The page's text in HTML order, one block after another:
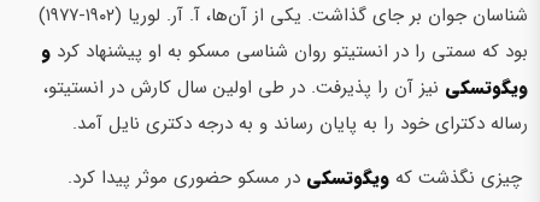
شناسان جوان بر جای گذاشت. یکی از آن‌ها، آ. آر. لوریا (۱۹۰۲-۱۹۷۷)
بود که سمتی را در انستیتو روان شناسی مسکو به او پیشنهاد کرد و
ویگوتسکی نیز آن را پذیرفت. در طی اولین سال کارش در انستیتو،
رساله دکترای خود را به پایان رساند و به درجه دکتری نایل آمد.
چیزی نگذشت که ویگوتسکی در مسکو حضوری موثر پیدا کرد.